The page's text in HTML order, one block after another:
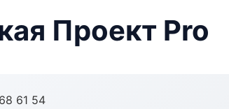
Проект Pro
61 54